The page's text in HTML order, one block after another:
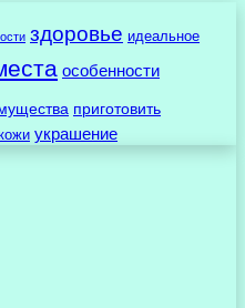
здоровье идеальное
особенности
приготовить
украшение